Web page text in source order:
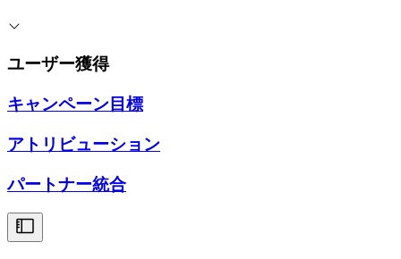
ユーザー獲得
キャンペーン目標
アトリビューション
パートナー統合